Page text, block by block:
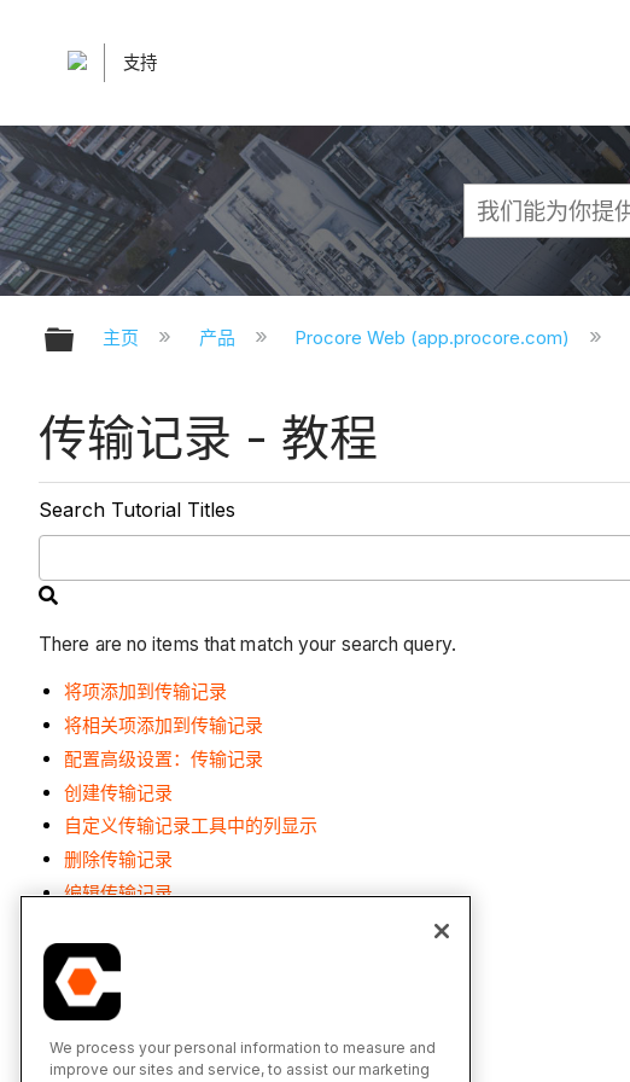
支持
扩展/隐缩全局层次
主页 产品 Procore Web (app.procore.com)
传输记录 - 教程
Search Tutorial Titles
There are no items that match your search query.
将项添加到传输记录
将相关项添加到传输记录
配置高级设置：传输记录
创建传输记录
自定义传输记录工具中的列显示
删除传输记录
编辑传输记录
将传输记录日志导出为 CSV
将传输记录日志导出为 PDF
通过电子邮件转发传输记录
调整传输记录日志中的列宽
We process your personal information to measure and
improve our sites and service, to assist our marketing